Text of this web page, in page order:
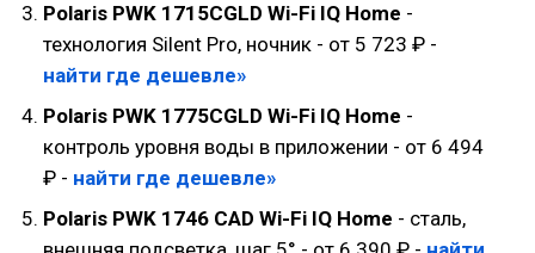
Polaris PWK 1715CGLD Wi-Fi IQ Home -
технология Silent Pro, ночник - от 5 723 ₽ -
найти где дешевле»
Polaris PWK 1775CGLD Wi-Fi IQ Home -
контроль уровня воды в приложении - от 6 494
₽ - найти где дешевле»
Polaris PWK 1746 CAD Wi-Fi IQ Home - сталь,